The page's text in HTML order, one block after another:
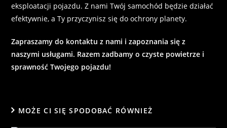
eksploatacji pojazdu. Z nami Twój samochód będzie działać
efektywnie, a Ty przyczynisz się do ochrony planety.
Zapraszamy do kontaktu z nami i zapoznania się z
naszymi usługami. Razem zadbamy o czyste powietrze i
sprawność Twojego pojazdu!
MOŻE CI SIĘ SPODOBAĆ RÓWNIEŻ